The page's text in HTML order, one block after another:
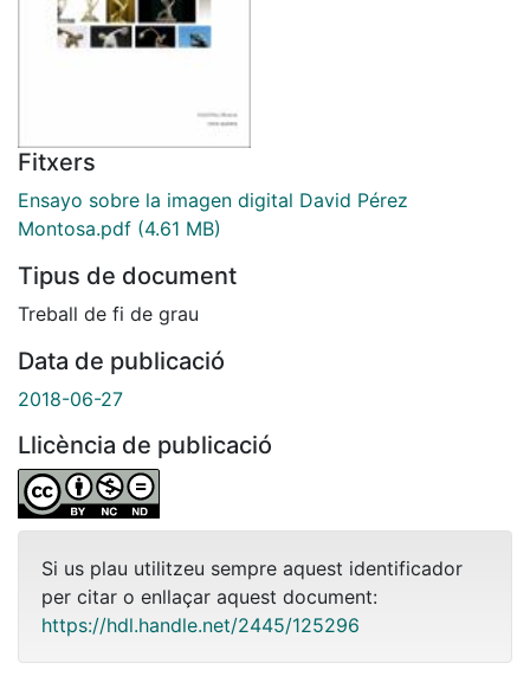
Fitxers
Ensayo sobre la imagen digital David Pérez
Montosa.pdf (4.61 MB)
Tipus de document
Treball de fi de grau
Data de publicació
2018-06-27
Llicència de publicació
Si us plau utilitzeu sempre aquest identificador
per citar o enllaçar aquest document:
https://hdl.handle.net/2445/125296